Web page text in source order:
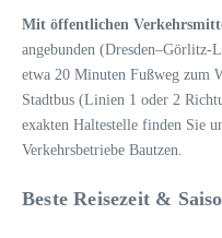
Mit öffentlichen
angebunden (Dresden–Görlitz-
etwa 20 Minuten Fußweg zum
Stadtbus (Linien 1 oder 2
exakten Haltestelle finden Sie
Verkehrsbetriebe Bautzen.
Beste Reisezeit &